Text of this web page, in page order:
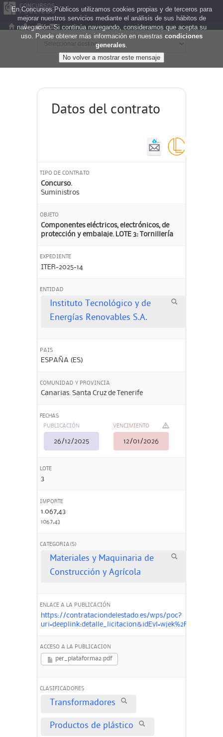
Datos del contrato
TIPO DE CONTRATO
Concurso.
Suministros
OBJETO
Componentes eléctricos, electrónicos, de
protección y embalaje. LOTE 3: Tornillería
EXPEDIENTE
ITER-2025-14
ENTIDAD
Instituto Tecnológico y de
Energías Renovables S.A.
PAIS
ESPAÑA (ES)
COMUNIDAD Y PROVINCIA
Canarias. Santa Cruz de Tenerife
FECHAS
PUBLICACIÓN
26/12/2025
VENCIMIENTO
12/01/2026
LOTE
3
IMPORTE
1.067,43
1067,43
CATEGORIA(S)
Materiales y Maquinaria de
Construcción y Agrícola
ENLACE A LA PUBLICACIÓN
https://contrataciondelestado.es/wps/poc?
ACCESO A LA PUBLICACION
per_plataforma2.pdf
CLASIFICADORES
Transformadores
Productos de plástico
En Concursos Públicos utilizamos cookies propias y de terceros para
mejorar nuestros servicios mediante el análisis de sus hábitos de
navegación. Si continúa navegando, consideramos que acepta su
uso. Puede obtener más información en nuestras condiciones
generales.